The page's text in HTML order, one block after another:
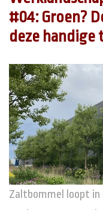
#04: Groen?
deze handige
Zaltbommel loopt